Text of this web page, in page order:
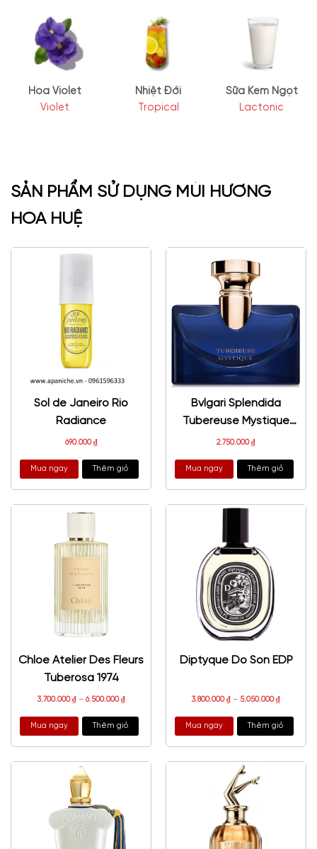
Hoa Violet
Violet
Nhiệt Đới
Tropical
Sữa Kem Ngọt
Lactonic
SẢN PHẨM SỬ DỤNG MÙI HƯƠNG
HOA HUỆ
Sol de Janeiro Rio
Radiance
690.000₫
Mua ngay Thêm giỏ
Bvlgari Splendida
Tubereuse Mystique
EDP
2.750.000₫
Mua ngay Thêm giỏ
Chloe Atelier Des Fleurs
Tuberosa 1974
3.700.000₫– 6.500.000₫
Mua ngay Thêm giỏ
Diptyque Do Son EDP
3.800.000₫ – 5.050.000₫
Mua ngay Thêm giỏ